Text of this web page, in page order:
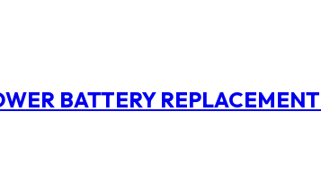
BATTERY